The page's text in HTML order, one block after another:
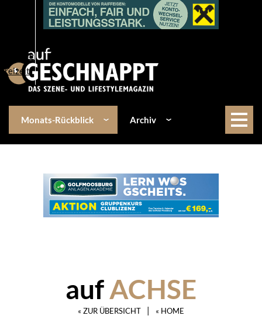
Lifestyle
Freizeit
Monats-Rückblick Archiv
aufACHSE
« ZUR ÜBERSICHT | « HOME